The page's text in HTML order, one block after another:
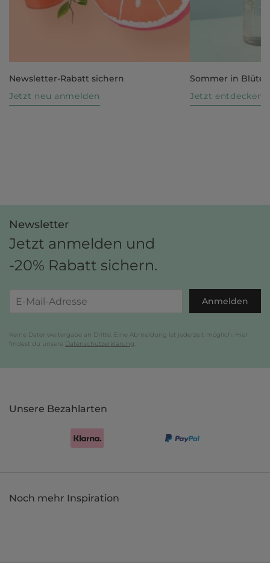
Newsletter-Rabatt sichern
Jetzt neu anmelden
Sommer in Blüte
Jetzt entdecken
Newsletter
Jetzt anmelden und
-20% Rabatt sichern.
Anmelden
Keine Datenweitergabe an Dritte. Eine Abmeldung ist jederzeit möglich. Hier
findest du unsere Datenschutzerklärung
Unsere Bezahlarten
Noch mehr Inspiration